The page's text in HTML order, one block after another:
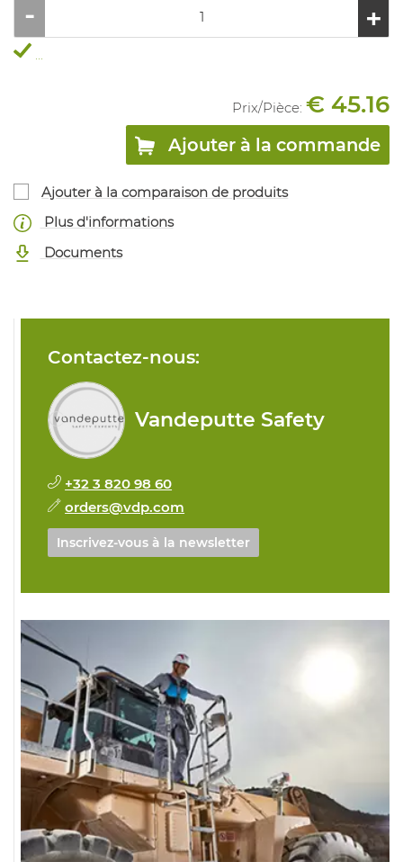
...
Prix/Pièce: € 45.16
Ajouter à la commande
Ajouter à la comparaison de produits
Plus d'informations
Documents
Contactez-nous:
Vandeputte Safety
+32 3 820 98 60
orders@vdp.com
Inscrivez-vous à la newsletter